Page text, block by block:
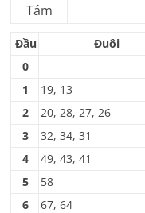
Tám
Đầu
Đuôi
0
1
19, 13
2
20, 28, 27, 26
3
32, 34, 31
4
49, 43, 41
5
58
6
67, 64